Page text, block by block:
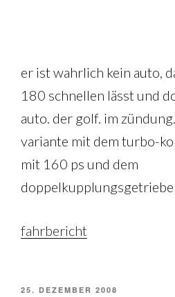
er ist wahrlich kein auto,
180 schnellen lässt und
auto. der golf. im
variante mit dem turbo-
mit 160 ps und dem
doppelkupplungsgetriebe
fahrbericht
VERÖFFENTLICHT
25. DEZEMBER 2008